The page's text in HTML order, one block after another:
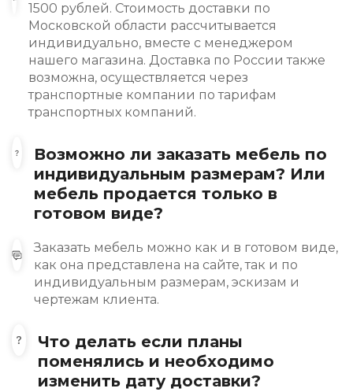
1500 рублей. Стоимость доставки по
Московской области рассчитывается
индивидуально, вместе с менеджером
нашего магазина. Доставка по России также
возможна, осуществляется через
транспортные компании по тарифам
транспортных компаний.
Возможно ли заказать мебель по
индивидуальным размерам? Или
мебель продается только в
готовом виде?
Заказать мебель можно как и в готовом виде,
как она представлена на сайте, так и по
индивидуальным размерам, эскизам и
чертежам клиента.
Что делать если планы
поменялись и необходимо
изменить дату доставки?